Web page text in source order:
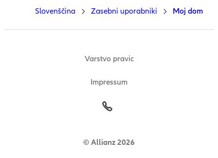
Varstvo pravic
Impressum
© Allianz 2026
Slovenščina Zasebni uporabniki Moj dom